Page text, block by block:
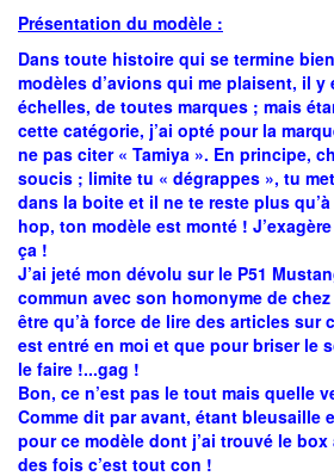
Présentation du modèle :
Dans toute histoire qui se termine
modèles d’avions qui me plaisent, il y
échelles, de toutes marques ; mais
cette catégorie, j’ai opté pour la
ne pas citer « Tamiya ». En principe,
soucis ; limite tu « dégrappes », tu
dans la boite et il ne te reste plus
hop, ton modèle est monté !
ça !
J’ai jeté mon dévolu sur le P51
commun avec son homonyme de
être qu’à force de lire des articles sur
est entré en moi et que pour briser le
le faire !...gag !
Bon, ce n’est pas le tout mais quelle
Comme dit par avant, étant bleusaille
pour ce modèle dont j’ai trouvé le
des fois c’est tout con !